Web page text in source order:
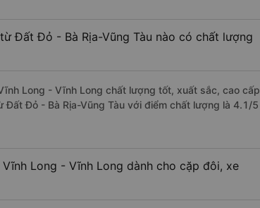
Đất Đỏ - Bà Rịa-Vũng Tàu nào có chất lượng
Long - Vĩnh Long chất lượng tốt, xuất sắc, cao cấp
Đỏ - Bà Rịa-Vũng Tàu với điểm chất lượng là 4.1/5
Long - Vĩnh Long dành cho cặp đôi, xe